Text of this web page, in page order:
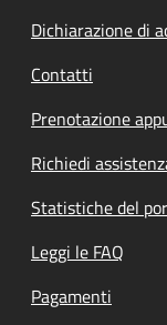
Dichiarazione di
Contatti
Prenotazione
Richiedi
Statistiche del
Leggi le FAQ
Pagamenti